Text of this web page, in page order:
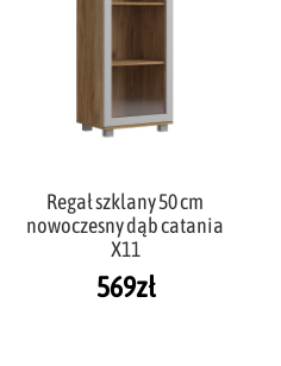
Regał szklany 50 cm
nowoczesny dąb catania
X11
569zł